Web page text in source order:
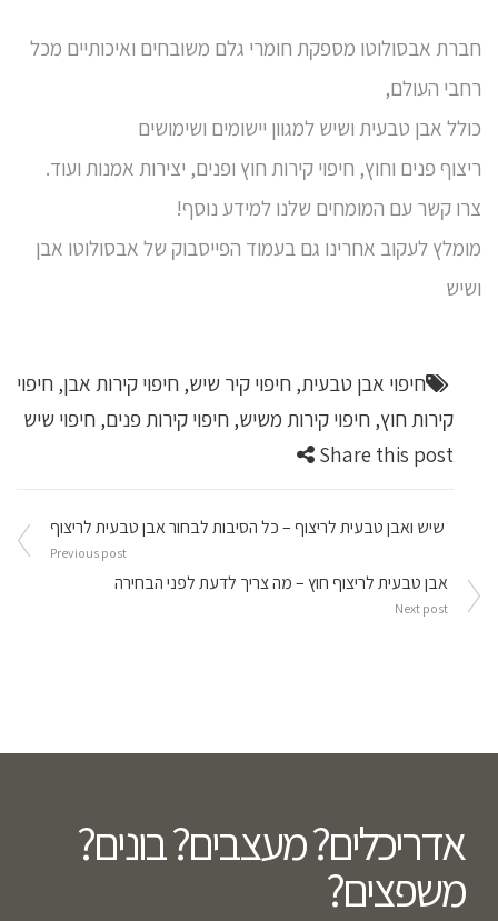
חברת אבסולוטו מספקת חומרי גלם משובחים ואיכותיים מכל
רחבי העולם,
כולל אבן טבעית ושיש למגוון יישומים ושימושים
ריצוף פנים וחוץ, חיפוי קירות חוץ ופנים, יצירות אמנות ועוד.
צרו קשר עם המומחים שלנו למידע נוסף!
מומלץ לעקוב אחרינו גם בעמוד הפייסבוק של אבסולוטו אבן
ושיש
חיפוי אבן טבעית, חיפוי קיר שיש, חיפוי קירות אבן, חיפוי
קירות חוץ, חיפוי קירות משיש, חיפוי קירות פנים, חיפוי שיש
Share this post
ניווטשיש ואבן טבעית לריצוף – כל הסיבות לבחור אבן טבעית לריצוף
Previous post
אבן טבעית לריצוף חוץ – מה צריך לדעת לפני הבחירה
Next post
אדריכלים? מעצבים? בונים?
משפצים?​